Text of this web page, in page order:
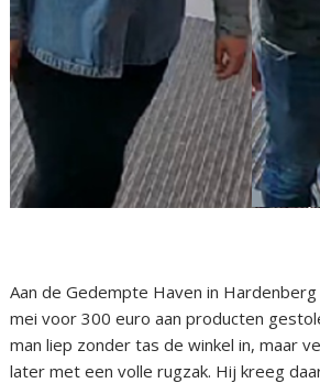
Aan de Gedempte Haven in
mei voor 300 euro aan producten
man liep zonder tas de winkel in, maar
later met een volle rugzak. Hij kreeg